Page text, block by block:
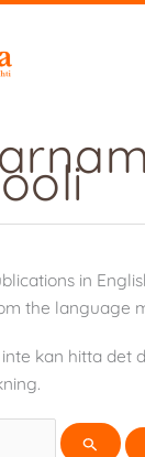
in
the language
kan hitta det